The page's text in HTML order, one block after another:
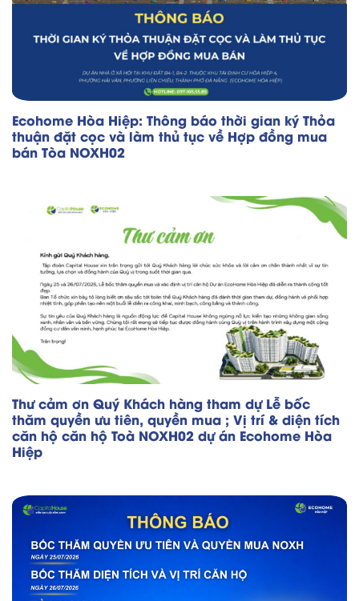
Ecohome Hòa Hiệp: Thông báo thời gian ký Thỏa
thuận đặt cọc và làm thủ tục về Hợp đồng mua
bán Tòa NOXH02
Thư cảm ơn Quý Khách hàng tham dự Lễ bốc
thăm quyền ưu tiên, quyền mua ; Vị trí & diện tích
căn hộ căn hộ Toà NOXH02 dự án Ecohome Hòa
Hiệp